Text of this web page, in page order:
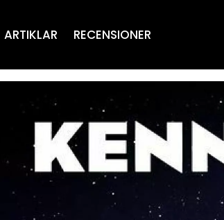
ARTIKLAR RECENSIONER